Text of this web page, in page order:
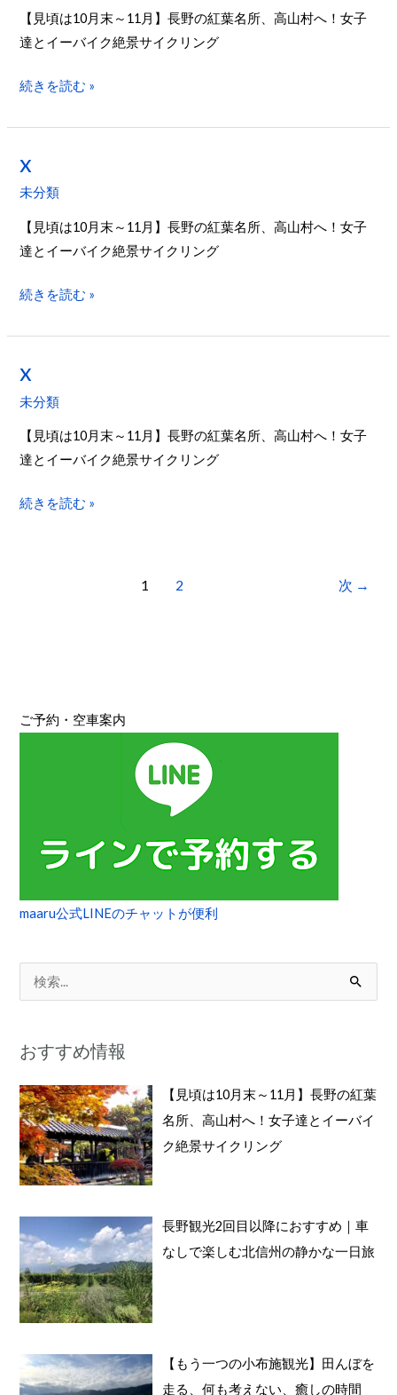
【見頃は10月末～11月】長野の紅葉名所、高山村へ！女子
達とイーバイク絶景サイクリング
続きを読む »
x
未分類
【見頃は10月末～11月】長野の紅葉名所、高山村へ！女子
達とイーバイク絶景サイクリング
x
続きを読む »
x
未分類
【見頃は10月末～11月】長野の紅葉名所、高山村へ！女子
達とイーバイク絶景サイクリング
x
続きを読む »
1 2 次 →
ご予約・空車案内
maaru公式LINEのチャットが便利
象
:
おすすめ情報
【見頃は10月末～11月】長野の紅葉
名所、高山村へ！女子達とイーバイ
ク絶景サイクリング
長野観光2回目以降におすすめ｜車
なしで楽しむ北信州の静かな一日旅
【もう一つの小布施観光】田んぼを
走る、何も考えない、癒しの時間